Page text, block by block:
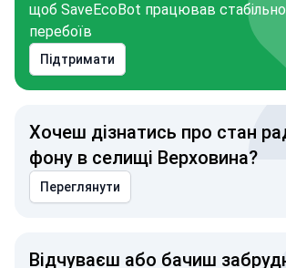
щоб SaveEcoBot працював
перебоїв
Підтримати
Хочеш дізнатись про стан
фону в селищі Верховина?
Переглянути
Відчуваєш або бачиш